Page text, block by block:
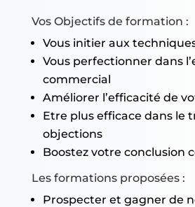
Vos Objectifs de formation :
Vous initier aux
Vous perfectionner dans
commercial
Améliorer l’efficacité de
Etre plus efficace dans le
objections
Boostez votre conclusion
Les formations proposées :
Prospecter et gagner de